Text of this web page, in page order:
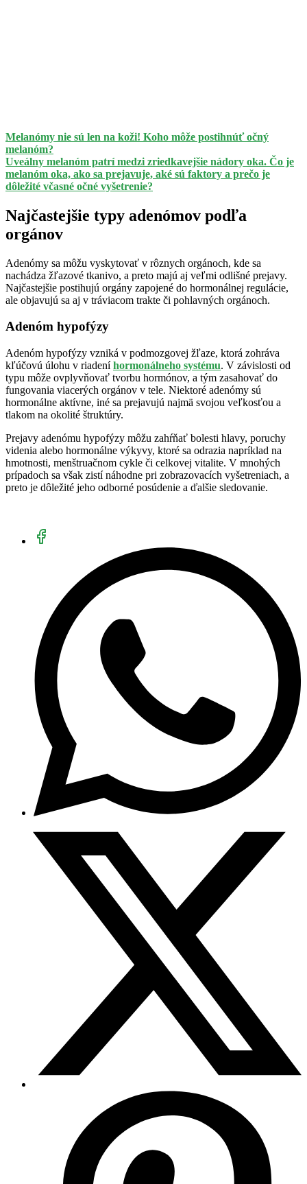
Melanómy nie sú len na koži! Koho môže postihnúť očný
melanóm?
Uveálny melanóm patrí medzi zriedkavejšie nádory oka. Čo je
melanóm oka, ako sa prejavuje, aké sú faktory a prečo je
dôležité včasné očné vyšetrenie?
Najčastejšie typy adenómov podľa
orgánov
Adenómy sa môžu vyskytovať v rôznych orgánoch, kde sa
nachádza žľazové tkanivo, a preto majú aj veľmi odlišné prejavy.
Najčastejšie postihujú orgány zapojené do hormonálnej regulácie,
ale objavujú sa aj v tráviacom trakte či pohlavných orgánoch.
Adenóm hypofýzy
Adenóm hypofýzy vzniká v podmozgovej žľaze, ktorá zohráva
kľúčovú úlohu v riadeníhormonálneho systému. V závislosti od
typu môže ovplyvňovať tvorbu hormónov, a tým zasahovať do
fungovania viacerých orgánov v tele. Niektoré adenómy sú
hormonálne aktívne, iné sa prejavujú najmä svojou veľkosťou a
tlakom na okolité štruktúry.
Prejavy adenómu hypofýzy môžu zahŕňať bolesti hlavy, poruchy
videnia alebo hormonálne výkyvy, ktoré sa odrazia napríklad na
hmotnosti, menštruačnom cykle či celkovej vitalite. V mnohých
prípadoch sa však zistí náhodne pri zobrazovacích vyšetreniach, a
preto je dôležité jeho odborné posúdenie a ďalšie sledovanie.